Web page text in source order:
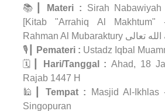
📚┃ Materi : Sirah
[Kitab "Arrahiq Al Makhtum"
Rahman Al Mubaraktury تعالى
🎙┃
Pemateri : Ustadz Iqbal
🗓┃
Hari/Tanggal : Ahad, 18
Rajab 1447 H
🕌┃
Tempat : Masjid Al-Ikhlas
Singopuran